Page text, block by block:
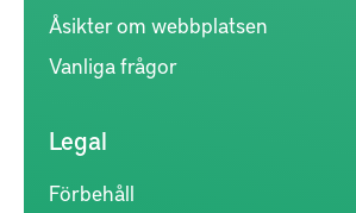
Åsikter om webbplatsen
Vanliga frågor
Legal
Förbehåll